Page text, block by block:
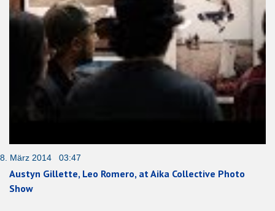
8. März 2014 03:47
Austyn Gillette, Leo Romero, at Aika Collective Photo
Show